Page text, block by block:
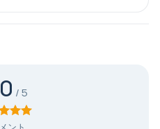
な服装を着用してくださ
奨されます。